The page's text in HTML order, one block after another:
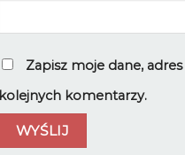
Zapisz moje dane,
kolejnych komentarzy.